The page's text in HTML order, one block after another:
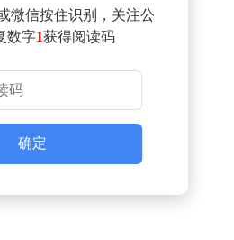
微信按住识别，关注公
数字1获得阅读码
确定